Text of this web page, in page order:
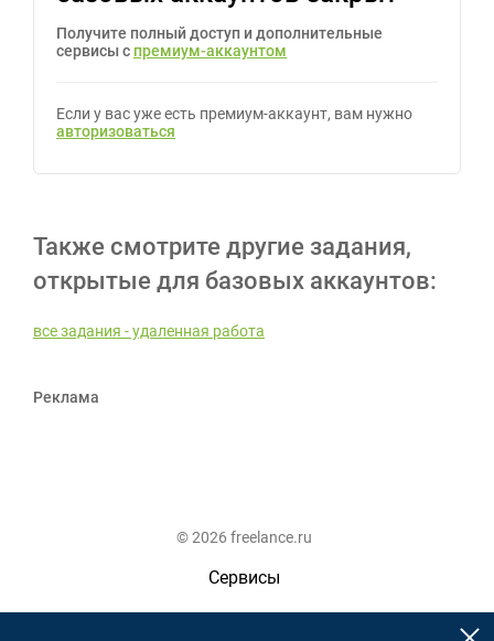
Получите полный доступ и дополнительные
сервисы с премиум-аккаунтом
Если у вас уже есть премиум-аккаунт, вам нужно
авторизоваться
Также смотрите другие задания,
открытые для базовых аккаунтов:
все задания - удаленная работа
Реклама
© 2026 freelance.ru
Сервисы
Помощь